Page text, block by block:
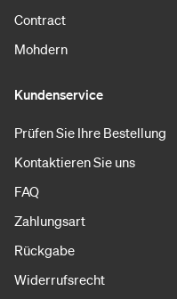
Contract
Mohdern
Kundenservice
Prüfen Sie Ihre Bestellung
Kontaktieren Sie uns
FAQ
Zahlungsart
Rückgabe
Widerrufsrecht